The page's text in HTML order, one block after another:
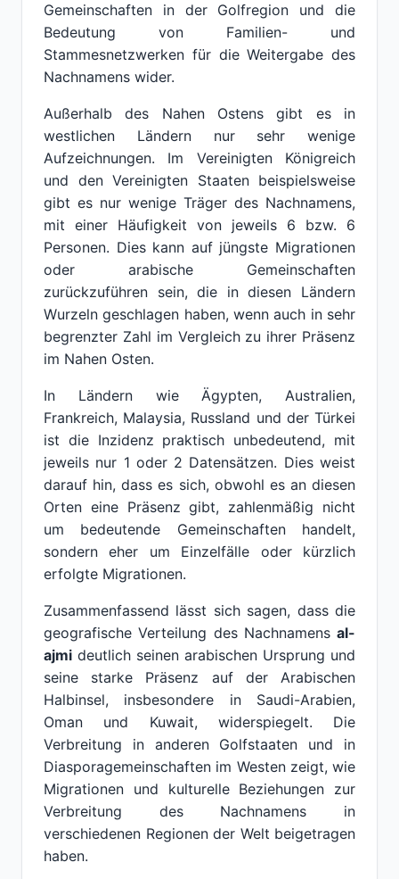
Gemeinschaften in der Golfregion und die
Bedeutung von Familien- und
Stammesnetzwerken für die Weitergabe des
Nachnamens wider.
Außerhalb des Nahen Ostens gibt es in
westlichen Ländern nur sehr wenige
Aufzeichnungen. Im Vereinigten Königreich
und den Vereinigten Staaten beispielsweise
gibt es nur wenige Träger des Nachnamens,
mit einer Häufigkeit von jeweils 6 bzw. 6
Personen. Dies kann auf jüngste Migrationen
oder arabische Gemeinschaften
zurückzuführen sein, die in diesen Ländern
Wurzeln geschlagen haben, wenn auch in sehr
begrenzter Zahl im Vergleich zu ihrer Präsenz
im Nahen Osten.
In Ländern wie Ägypten, Australien,
Frankreich, Malaysia, Russland und der Türkei
ist die Inzidenz praktisch unbedeutend, mit
jeweils nur 1 oder 2 Datensätzen. Dies weist
darauf hin, dass es sich, obwohl es an diesen
Orten eine Präsenz gibt, zahlenmäßig nicht
um bedeutende Gemeinschaften handelt,
sondern eher um Einzelfälle oder kürzlich
erfolgte Migrationen.
Zusammenfassend lässt sich sagen, dass die
geografische Verteilung des Nachnamens al-
ajmi deutlich seinen arabischen Ursprung und
seine starke Präsenz auf der Arabischen
Halbinsel, insbesondere in Saudi-Arabien,
Oman und Kuwait, widerspiegelt. Die
Verbreitung in anderen Golfstaaten und in
Diasporagemeinschaften im Westen zeigt, wie
Migrationen und kulturelle Beziehungen zur
Verbreitung des Nachnamens in
verschiedenen Regionen der Welt beigetragen
haben.